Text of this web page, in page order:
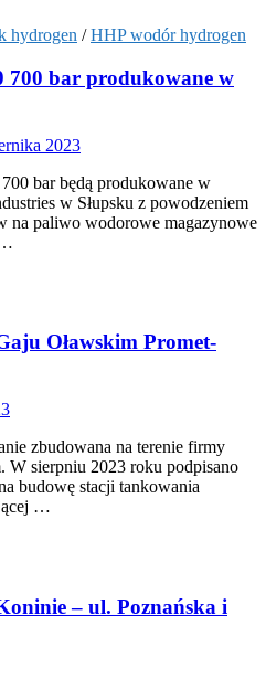
hydrogen /HHP wodór hydrogen
bar produkowane w
2023
bar będą produkowane w
w Słupsku z powodzeniem
na paliwo wodorowe magazynowe
…
Oławskim Promet-
zbudowana na terenie firmy
W sierpniu 2023 roku podpisano
budowę stacji tankowania
…
– ul. Poznańska i